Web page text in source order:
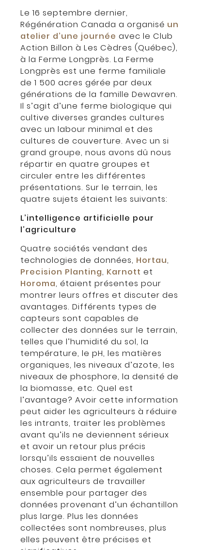
Le 16 septembre dernier,
Régénération Canada a organisé un
atelier d’une journée avec le Club
Action Billon à Les Cèdres (Québec),
à la Ferme Longprès. La Ferme
Longprès est une ferme familiale
de 1 500 acres gérée par deux
générations de la famille Dewavren.
Il s’agit d’une ferme biologique qui
cultive diverses grandes cultures
avec un labour minimal et des
cultures de couverture. Avec un si
grand groupe, nous avons dû nous
répartir en quatre groupes et
circuler entre les différentes
présentations. Sur le terrain, les
quatre sujets étaient les suivants:
L’intelligence artificielle pour
l’agriculture
Quatre sociétés vendant des
technologies de données, Hortau,
Precision Planting, Karnott et
Horoma, étaient présentes pour
montrer leurs offres et discuter des
avantages. Différents types de
capteurs sont capables de
collecter des données sur le terrain,
telles que l’humidité du sol, la
température, le pH, les matières
organiques, les niveaux d’azote, les
niveaux de phosphore, la densité de
la biomasse, etc. Quel est
l’avantage? Avoir cette information
peut aider les agriculteurs à réduire
les intrants, traiter les problèmes
avant qu’ils ne deviennent sérieux
et avoir un retour plus précis
lorsqu’ils essaient de nouvelles
choses. Cela permet également
aux agriculteurs de travailler
ensemble pour partager des
données provenant d’un échantillon
plus large. Plus les données
collectées sont nombreuses, plus
elles peuvent être précises et